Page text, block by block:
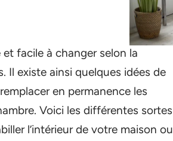
facile à changer selon la
Il existe ainsi quelques idées de
en permanence les
Voici les différentes sortes
l’intérieur de votre maison ou